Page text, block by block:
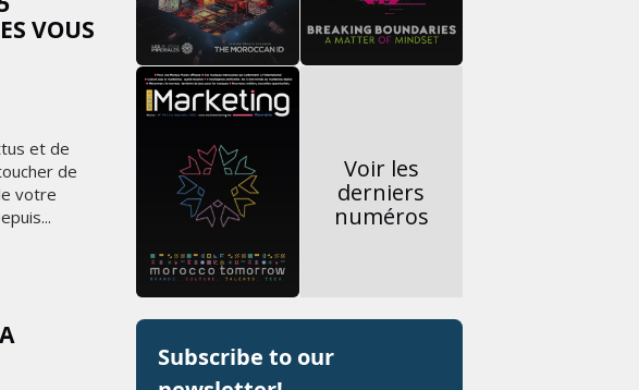
VOUS
et de
de
votre
Voir les
derniers
numéros